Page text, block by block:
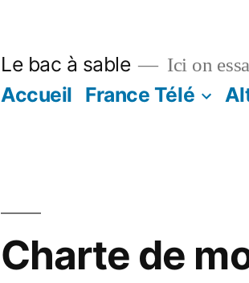
Le bac à sable Ici on
Accueil France Télé
Charte de